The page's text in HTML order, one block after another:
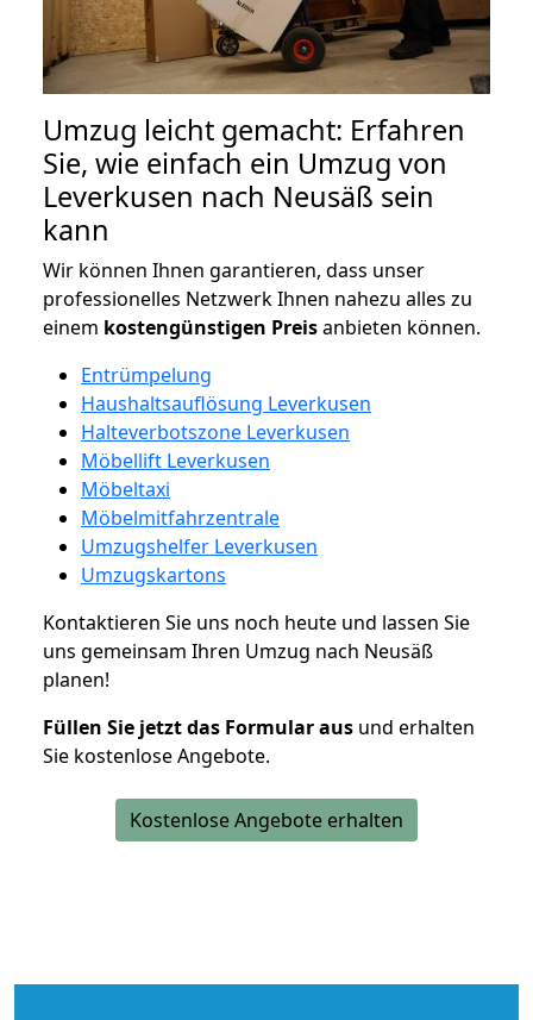
Umzug leicht gemacht: Erfahren
Sie, wie einfach ein Umzug von
Leverkusen nach Neusäß sein
kann
Wir können Ihnen garantieren, dass unser
professionelles Netzwerk Ihnen nahezu alles zu
einem kostengünstigen Preisanbieten können.
Entrümpelung
Haushaltsauflösung Leverkusen
Halteverbotszone Leverkusen
Möbellift Leverkusen
Möbeltaxi
Möbelmitfahrzentrale
Umzugshelfer Leverkusen
Umzugskartons
Kontaktieren Sie uns noch heute und lassen Sie
uns gemeinsam Ihren Umzug nach Neusäß
planen!
Füllen Sie jetzt das Formular aus und erhalten
Sie kostenlose Angebote.
Kostenlose Angebote erhalten